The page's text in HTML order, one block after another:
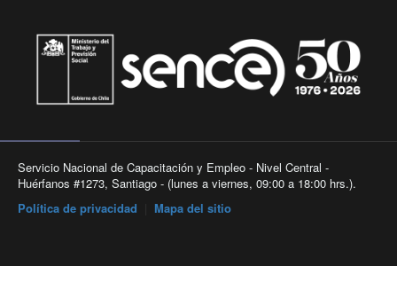
Servicio Nacional de Capacitación y Empleo - Nivel Central -
Huérfanos #1273, Santiago - (lunes a viernes, 09:00 a 18:00 hrs.).
Política de privacidad
Mapa del sitio